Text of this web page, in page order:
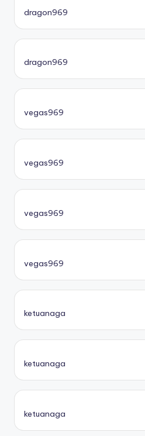
dragon969
dragon969
vegas969
vegas969
vegas969
vegas969
ketuanaga
ketuanaga
ketuanaga